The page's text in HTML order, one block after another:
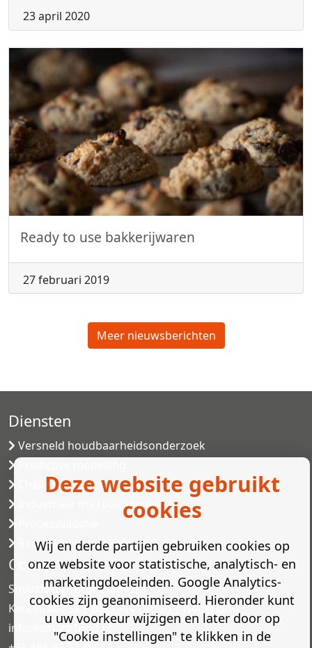
23 april 2020
Ready to use bakkerijwaren
27 februari 2019
Meer nieuwsberichten
Diensten
Versneld houdbaarheidsonderzoek
Predictive modelling
Challenge testen
Industriële microbiologie
Receptuurontwikkeling
Contact
Smartfood Technology BV
Kerkstraat 3a | 6671 AN Zetten | Nederland
info@smart-food.nl
Deze website gebruikt
cookies
Wij en derde partijen gebruiken cookies op
onze website voor statistische, analytisch- en
marketingdoeleinden. Google Analytics-
cookies zijn geanonimiseerd. Hieronder kunt
u uw voorkeur wijzigen en later door op
"Cookie instellingen" te klikken in de